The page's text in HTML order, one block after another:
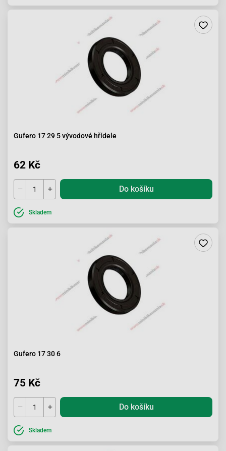
Gufero 17 29 5 vývodové hřídele
62 Kč
Do košíku
Skladem
Gufero 17 30 6
75 Kč
Do košíku
Skladem